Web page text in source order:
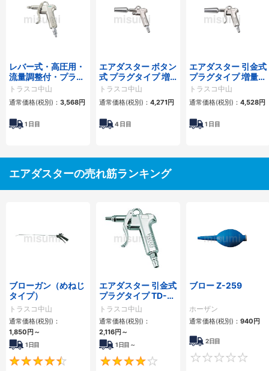
レバー式・高圧用・
流量調整付・プラグ
タイプ
トラスコ中山
通常価格(税別)： 3,568円
1 日目
エアダスター ボタン
式 プラグタイプ 増
量ノズル
トラスコ中山
通常価格(税別)： 4,271円
4日目
エアダスター 引金式
プラグタイプ 増量ノ
ズル
トラスコ中山
通常価格(税別)： 4,528円
1 日目
エアダスターの売れ筋ランキング
ブローガン（めねじ
タイプ）
トラスコ中山
通常価格(税別)：
1,850円～
1日目
4.6
エアダスター 引金式
プラグタイプ TD-
80
トラスコ中山
通常価格(税別)：
2,116円～
1日目～
3.9
ブロー Z-259
ホーザン
通常価格(税別)： 940円
2日目